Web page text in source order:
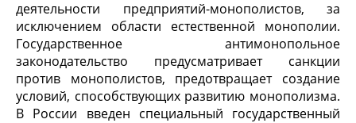
деятельности предприятий-монополистов, за
исключением области естественной монополии.
Государственное антимонопольное
законодательство предусматривает санкции
против монополистов, предотвращает создание
условий, способствующих развитию монополизма.
В России введен специальный государственный